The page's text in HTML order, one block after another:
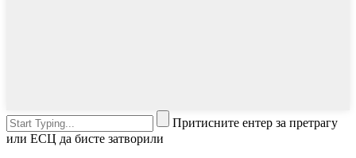
Притисните ентер за претрагу
или ЕСЦ да бисте затворили